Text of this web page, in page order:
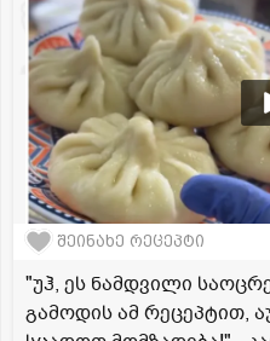
შეინახე რეცეპტი
"უჰ, ეს ნამდვილი
გამოდის ამ რეცეპტით,